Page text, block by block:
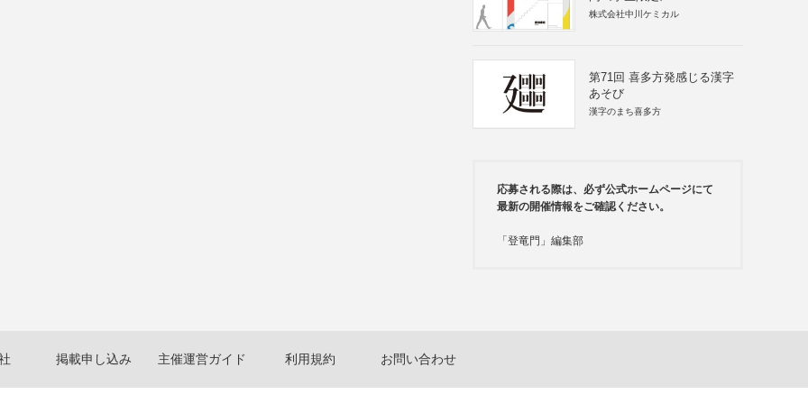
株式会社中川ケミカル
第71回 喜多方発感じる漢字
あそび
漢字のまち喜多方
応募される際は、必ず公式ホームページにて
最新の開催情報をご確認ください。
「登竜門」編集部
掲載申し込み 主催運営ガイド 利用規約 お問い合わせ